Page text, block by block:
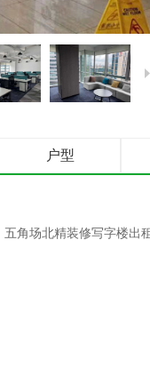
户型
五角场北精装修写字楼出